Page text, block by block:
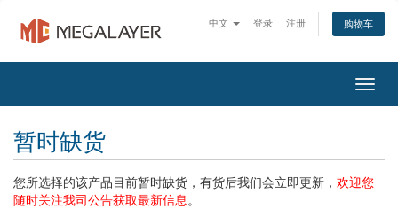
中文 登录 注册 购物车
暂时缺货
您所选择的该产品目前暂时缺货，有货后我们会立即更新， 欢迎您
随时关注我司公告获取最新信息。